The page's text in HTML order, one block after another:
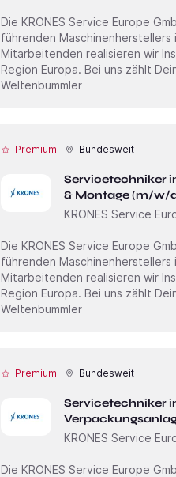
Die KRONES Service Europe
führenden
Mitarbei­tenden realisieren wir
Region Europa. Bei uns zählt Dein Können, nicht Dein Wohnort!Wenn Du Technik im Blut hast und als
Weltenbummler
Premium Bundesweit
Servicetechniker
& Montage (m/w/
KRONES Service
Die KRONES Service Europe
führenden
Mitarbei­tenden realisieren wir
Region Europa. Bei uns zählt Dein Können, nicht Dein Wohnort!Wenn Du Technik im Blut hast und als
Weltenbummler
Premium Bundesweit
Servicetechniker
KRONES Service
Die KRONES Service Europe